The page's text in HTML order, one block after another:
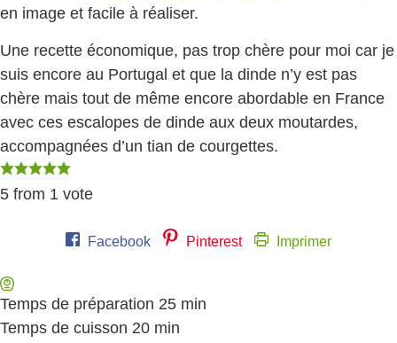
en image et facile à réaliser.
Une recette économique, pas trop chère pour moi car je
suis encore au Portugal et que la dinde n’y est pas
chère mais tout de même encore abordable en France
avec ces escalopes de dinde aux deux moutardes,
accompagnées d’un tian de courgettes.
5 from 1 vote
Facebook Pinterest Imprimer
Temps de préparation 25 minutes
min
Temps de cuisson 20 minutes
min